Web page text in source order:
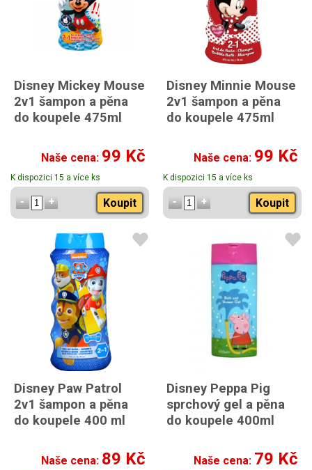
Disney Mickey Mouse
2v1 šampon a pěna
do koupele 475ml
Naše cena: 99 Kč
K dispozici 15 a více ks
Koupit
Disney Minnie Mouse
2v1 šampon a pěna
do koupele 475ml
Naše cena: 99 Kč
K dispozici 15 a více ks
Koupit
Disney Paw Patrol
2v1 šampon a pěna
do koupele 400 ml
Naše cena: 89 Kč
Disney Peppa Pig
sprchový gel a pěna
do koupele 400ml
Naše cena: 79 Kč